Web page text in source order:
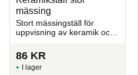
mässing
Stort mässingställ för
uppvisning av keramik och
86 KR
I lager